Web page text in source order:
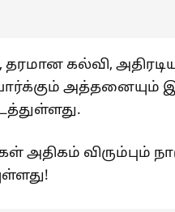
தரமான கல்வி,
அத்தனையும்
அதிகம் விரும்பும்